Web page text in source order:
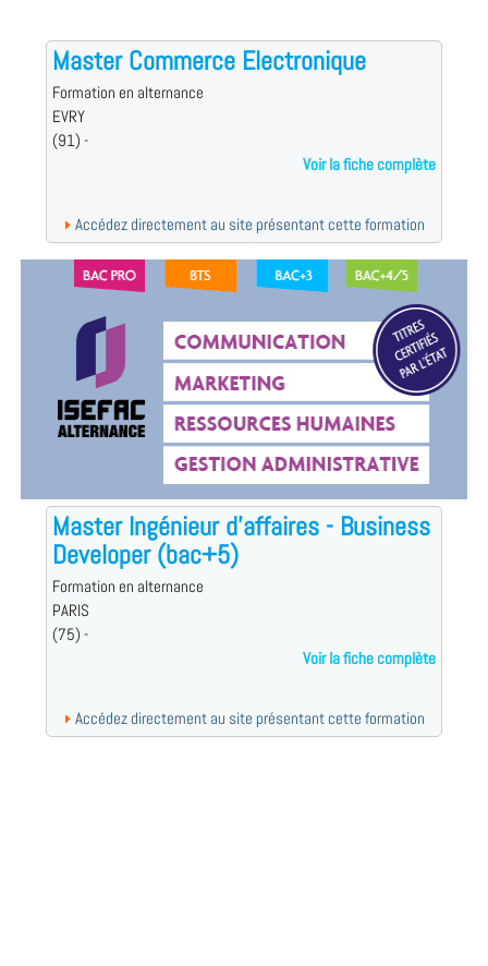
Master Commerce Electronique
Formation en alternance
EVRY
(91) -
Voir la fiche complète
Accédez directement au site présentant cette formation
Master Ingénieur d’affaires - Business
Developer (bac+5)
Formation en alternance
PARIS
(75) -
Voir la fiche complète
Accédez directement au site présentant cette formation